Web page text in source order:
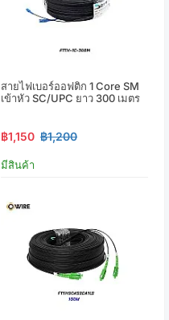
สายไฟเบอร์ออฟติก 1 Core SM
เข้าหัว SC/UPC ยาว 300 เมตร
฿1,150 ฿1,200
มีสินค้า